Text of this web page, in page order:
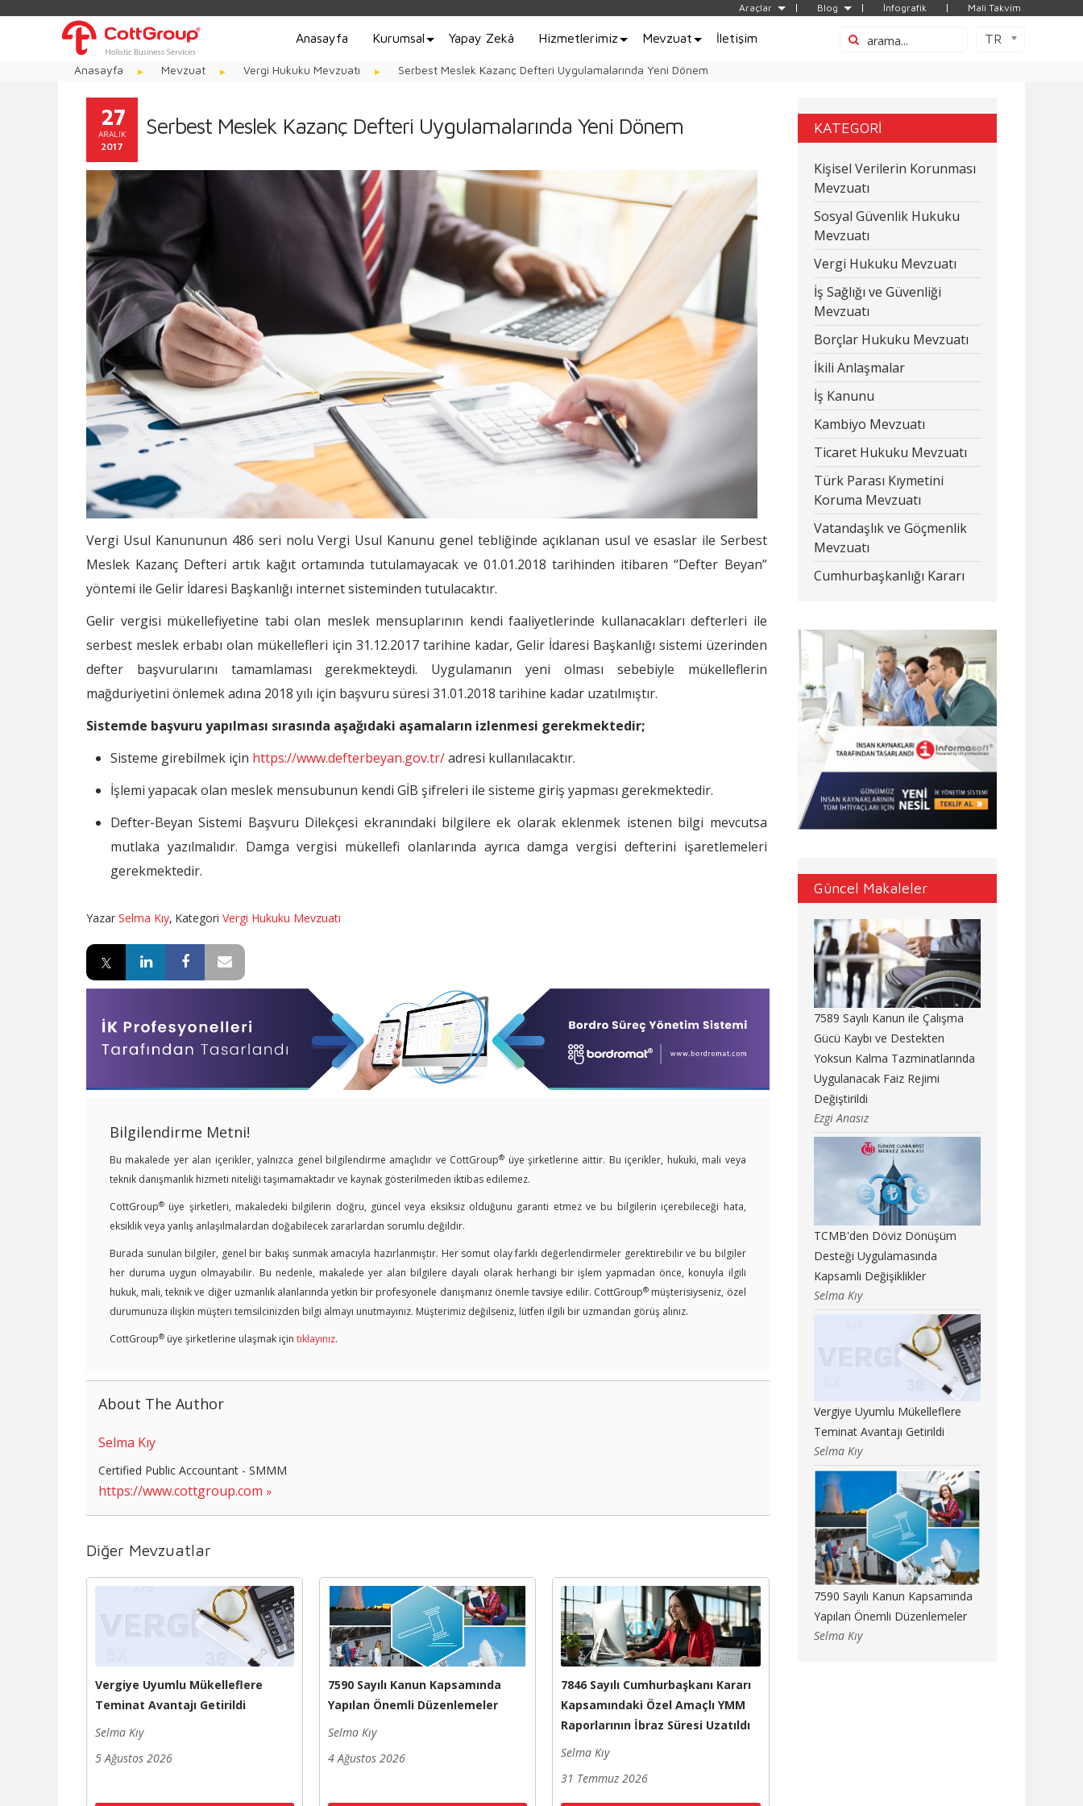
Araçlar Blog İnfografik Mali Takvim
Anasayfa Kurumsal Yapay Zekâ Hizmetlerimiz Mevzuat İletişim TR
Anasayfa Mevzuat Vergi Hukuku Mevzuatı Serbest Meslek Kazanç Defteri Uygulamalarında Yeni Dönem
27
ARALIK
2017
Serbest Meslek Kazanç Defteri Uygulamalarında Yeni Dönem
Vergi Usul Kanununun 486 seri nolu Vergi Usul Kanunu genel tebliğinde açıklanan usul ve esaslar ile Serbest
Meslek Kazanç Defteri artık kağıt ortamında tutulamayacak ve 01.01.2018 tarihinden itibaren “Defter Beyan”
yöntemi ile Gelir İdaresi Başkanlığı internet sisteminden tutulacaktır.
Gelir vergisi mükellefiyetine tabi olan meslek mensuplarının kendi faaliyetlerinde kullanacakları defterleri ile
serbest meslek erbabı olan mükellefleri için 31.12.2017 tarihine kadar, Gelir İdaresi Başkanlığı sistemi üzerinden
defter başvurularını tamamlaması gerekmekteydi. Uygulamanın yeni olması sebebiyle mükelleflerin
mağduriyetini önlemek adına 2018 yılı için başvuru süresi 31.01.2018 tarihine kadar uzatılmıştır.
Sistemde başvuru yapılması sırasında aşağıdaki aşamaların izlenmesi gerekmektedir;
Sisteme girebilmek için https://www.defterbeyan.gov.tr/adresi kullanılacaktır.
İşlemi yapacak olan meslek mensubunun kendi GİB şifreleri ile sisteme giriş yapması gerekmektedir.
Defter-Beyan Sistemi Başvuru Dilekçesi ekranındaki bilgilere ek olarak eklenmek istenen bilgi mevcutsa
mutlaka yazılmalıdır. Damga vergisi mükellefi olanlarında ayrıca damga vergisi defterini işaretlemeleri
gerekmektedir.
Yazar Selma Kıy, Kategori Vergi Hukuku Mevzuatı
Bilgilendirme Metni!
Bu makalede yer alan içerikler, yalnızca genel bilgilendirme amaçlıdır ve CottGroup® üye şirketlerine aittir. Bu içerikler, hukuki, mali veya
teknik danışmanlık hizmeti niteliği taşımamaktadır ve kaynak gösterilmeden iktibas edilemez.
CottGroup® üye şirketleri, makaledeki bilgilerin doğru, güncel veya eksiksiz olduğunu garanti etmez ve bu bilgilerin içerebileceği hata,
eksiklik veya yanlış anlaşılmalardan doğabilecek zararlardan sorumlu değildir.
Burada sunulan bilgiler, genel bir bakış sunmak amacıyla hazırlanmıştır. Her somut olay farklı değerlendirmeler gerektirebilir ve bu bilgiler
her duruma uygun olmayabilir. Bu nedenle, makalede yer alan bilgilere dayalı olarak herhangi bir işlem yapmadan önce, konuyla ilgili
hukuk, mali, teknik ve diğer uzmanlık alanlarında yetkin bir profesyonele danışmanız önemle tavsiye edilir. CottGroup® müşterisiyseniz, özel
durumunuza ilişkin müşteri temsilcinizden bilgi almayı unutmayınız. Müşterimiz değilseniz, lütfen ilgili bir uzmandan görüş alınız.
CottGroup® üye şirketlerine ulaşmak için tıklayınız.
About The Author
Selma Kıy
Certified Public Accountant - SMMM
https://www.cottgroup.com
Diğer Mevzuatlar
Vergiye Uyumlu Mükelleflere
Teminat Avantajı Getirildi
Selma Kıy
5 Ağustos 2026
7590 Sayılı Kanun Kapsamında
Yapılan Önemli Düzenlemeler
Selma Kıy
4 Ağustos 2026
7846 Sayılı Cumhurbaşkanı Kararı
Kapsamındaki Özel Amaçlı YMM
Raporlarının İbraz Süresi Uzatıldı
Selma Kıy
31 Temmuz 2026
KATEGORİ
Kişisel Verilerin Korunması
Mevzuatı
Sosyal Güvenlik Hukuku
Mevzuatı
Vergi Hukuku Mevzuatı
İş Sağlığı ve Güvenliği
Mevzuatı
Borçlar Hukuku Mevzuatı
İkili Anlaşmalar
İş Kanunu
Kambiyo Mevzuatı
Ticaret Hukuku Mevzuatı
Türk Parası Kıymetini
Koruma Mevzuatı
Vatandaşlık ve Göçmenlik
Mevzuatı
Cumhurbaşkanlığı Kararı
Güncel Makaleler
7589 Sayılı Kanun ile Çalışma
Gücü Kaybı ve Destekten
Yoksun Kalma Tazminatlarında
Uygulanacak Faiz Rejimi
Değiştirildi
Ezgi Anasız
TCMB'den Döviz Dönüşüm
Desteği Uygulamasında
Kapsamlı Değişiklikler
Selma Kıy
Vergiye Uyumlu Mükelleflere
Teminat Avantajı Getirildi
Selma Kıy
7590 Sayılı Kanun Kapsamında
Yapılan Önemli Düzenlemeler
Selma Kıy